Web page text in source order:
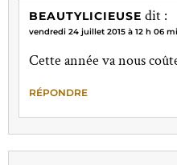
BEAUTYLICIEUSE dit :
vendredi 24 juillet 2015 à 12 h 06
Cette année va nous
RÉPONDRE